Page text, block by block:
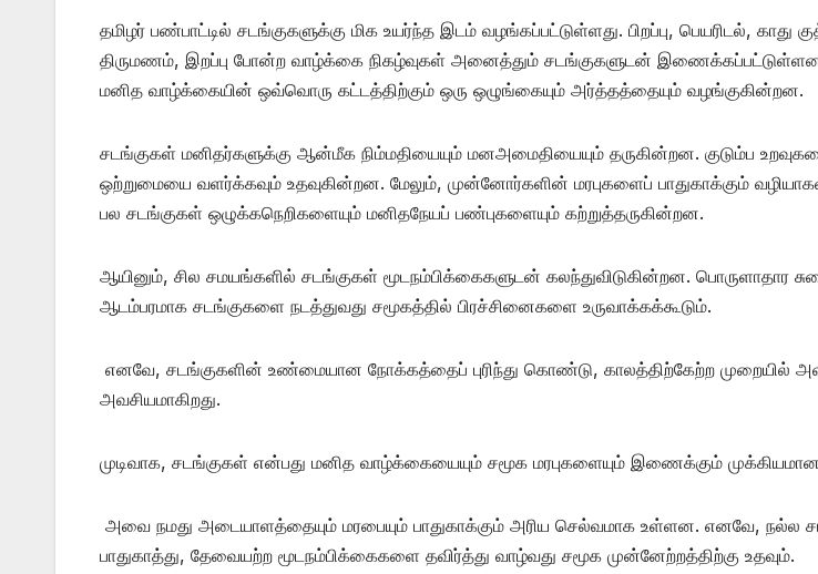
தமிழர் பண்பாட்டில் சடங்குகளுக்கு மிக உயர்ந்த இடம் வழங்கப்பட்டுள்ளது. பிறப்பு, பெயரிடல்,
திருமணம், இறப்பு போன்ற வாழ்க்கை நிகழ்வுகள் அனைத்தும் சடங்குகளுடன்
மனித வாழ்க்கையின் ஒவ்வொரு கட்டத்திற்கும் ஒரு ஒழுங்கையும் அர்த்தத்தையும் வழங்குகின்றன.
சடங்குகள் மனிதர்களுக்கு ஆன்மீக நிம்மதியையும் மனஅமைதியையும் தருகின்றன. குடும்ப
ஒற்றுமையை வளர்க்கவும் உதவுகின்றன. மேலும், முன்னோர்களின் மரபுகளைப் பாதுகாக்கும்
பல சடங்குகள் ஒழுக்கநெறிகளையும் மனிதநேயப் பண்புகளையும் கற்றுத்தருகின்றன.
ஆயினும், சில சமயங்களில் சடங்குகள் மூடநம்பிக்கைகளுடன் கலந்துவிடுகின்றன. பொருளாதார
ஆடம்பரமாக சடங்குகளை நடத்துவது சமூகத்தில் பிரச்சினைகளை உருவாக்கக்கூடும்.
எனவே, சடங்குகளின் உண்மையான நோக்கத்தைப் புரிந்து கொண்டு, காலத்திற்கேற்ற முறையில்
அவசியமாகிறது.
முடிவாக, சடங்குகள் என்பது மனித வாழ்க்கையையும் சமூக மரபுகளையும் இணைக்கும் முக்கியமான
அவை நமது அடையாளத்தையும் மரபையும் பாதுகாக்கும் அரிய செல்வமாக உள்ளன. எனவே, நல்ல
பாதுகாத்து, தேவையற்ற மூடநம்பிக்கைகளை தவிர்த்து வாழ்வது சமூக முன்னேற்றத்திற்கு உதவும்.